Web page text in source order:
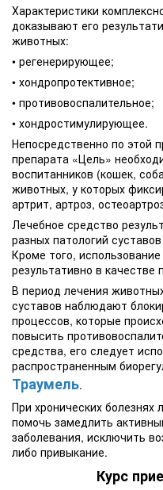
Характеристики
доказывают его
животных:
• регенерирующее;
• хондропротективное;
• противовоспалительное;
• хондростимулирующее.
Непосредственно по этой
препарата «Цель»
воспитанников (кошек,
животных, у которых
артрит, артроз,
Лечебное средство
разных патологий
Кроме того,
результативно в качестве
В период лечения
суставов наблюдают
процессов, которые
повысить
средства, его следует
распространенным
Траумель.
При хронических
помочь замедлить
заболевания, исключить
либо привыкание.
Курс